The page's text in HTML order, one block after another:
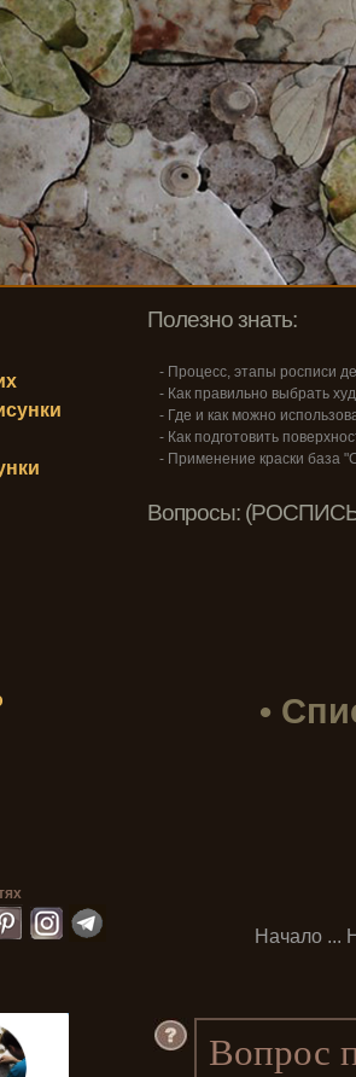
Полезно знать:
- Процесс, этапы росписи
- Как правильно выбрать
- Где и как можно
- Как подготовить
- Применение краски база
Вопросы:
•
Начало...
Вопрос